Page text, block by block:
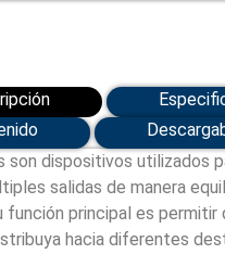
son dispositivos utilizados
salidas de manera
función principal es permitir
hacia diferentes